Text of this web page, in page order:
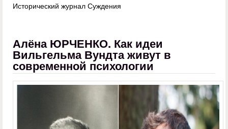
Исторический журнал Суждения
Алёна ЮРЧЕНКО. Как идеи
Вильгельма Вундта живут в
современной психологии